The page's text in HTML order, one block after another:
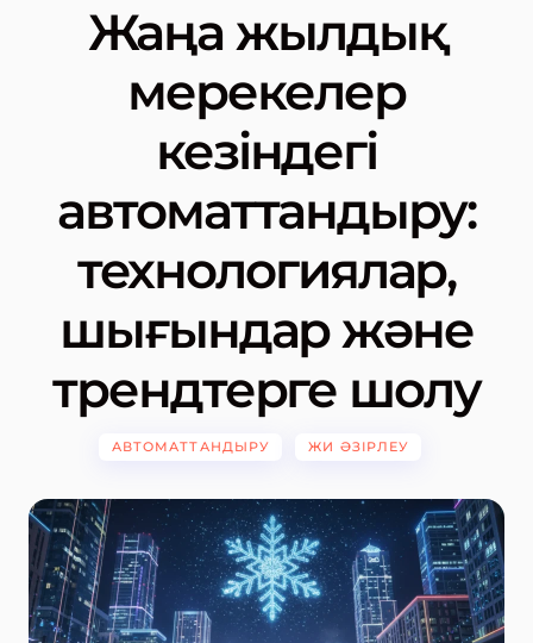
Жаңа жылдық
мерекелер
кезіндегі
автоматтандыру:
технологиялар,
шығындар және
трендтерге шолу
АВТОМАТТАНДЫРУ ЖИ ӘЗІРЛЕУ